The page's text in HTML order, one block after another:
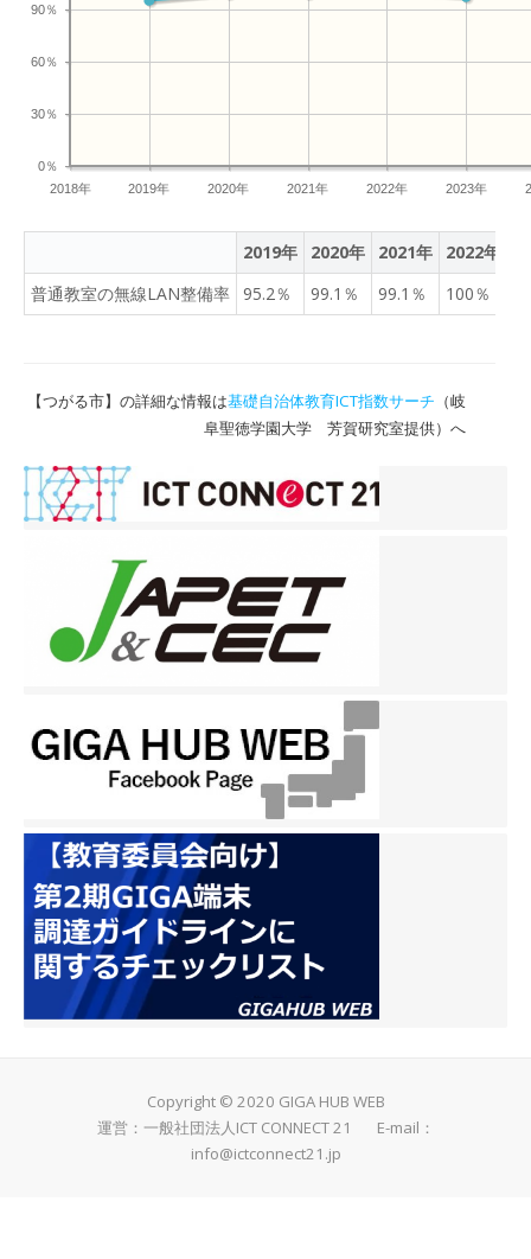
2018年 2019年 2020年 2021年 2022年 2023年
0％
30％
60％
90％
2019年 2020年 2021年 2022年
普通教室の無線LAN整備率
95.2％ 99.1％ 99.1％ 100％
【つがる市】の詳細な情報は基礎自治体教育ICT指数サーチ （岐
阜聖徳学園大学 芳賀研究室提供）へ
Copyright © 2020 GIGA HUB WEB
運営：一般社団法人ICT CONNECT 21 E-mail：
info@ictconnect21.jp